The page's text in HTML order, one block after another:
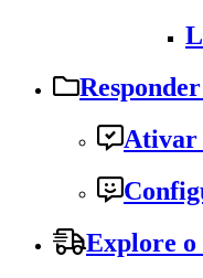
Ativar
Explore o